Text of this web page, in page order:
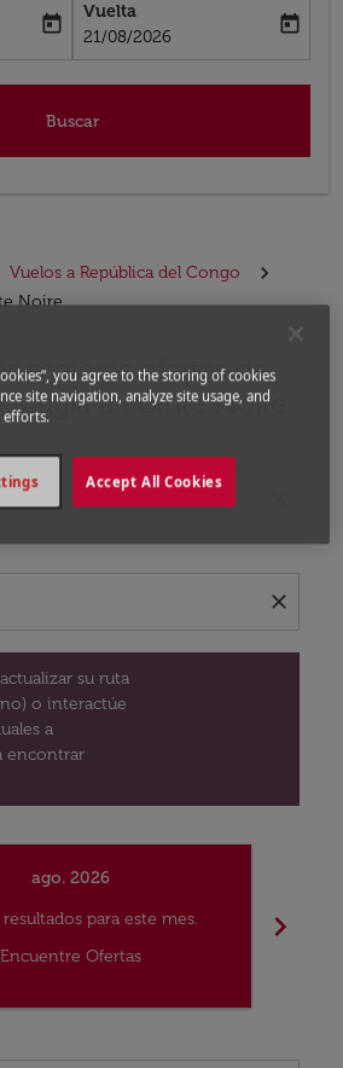
date-aria-label
today
Vuelta
fc-booking-return-date-aria-label
21/08/2026
today
Buscar
Vuelos a República del Congo
Noire
mejores ofertas de
Muğla a Pointe Noire
close
su ruta
o interactúe
a
encontrar
actualizar su ruta (origen y / o
ago. 2026
para este mes.
Encuentre Ofertas
chevron_right
you agree to the storing of cookies
site navigation, analyze site usage, and
efforts.
Accept All Cookies